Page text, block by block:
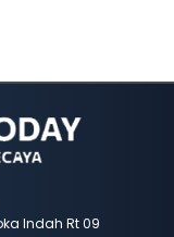
Indah Rt 09